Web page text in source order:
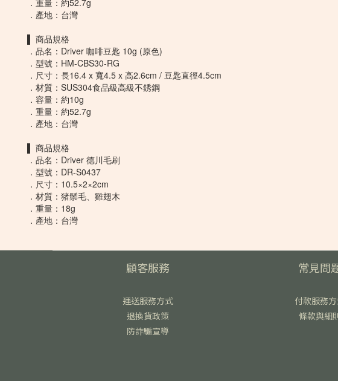
．重量：約52.7g
．產地：台灣
▌ 商品規格
．品名：Driver 咖啡豆匙 10g (原色)
．型號：HM-CBS30-RG
．尺寸：長16.4 x 寬4.5 x 高2.6cm / 豆匙直徑4.5cm
．材質：SUS304食品級高級不銹鋼
．容量：約10g
．重量：約52.7g
．產地：台灣
▌ 商品規格
．品名：Driver 德川毛刷
．型號：DR-S0437
．尺寸：10.5×2×2cm
．材質：猪鬃毛、雞翅木
．重量：18g
．產地：台灣
顧客服務
運送服務方式
退換貨政策
防詐騙宣導
常見問
付款服務
條款與細